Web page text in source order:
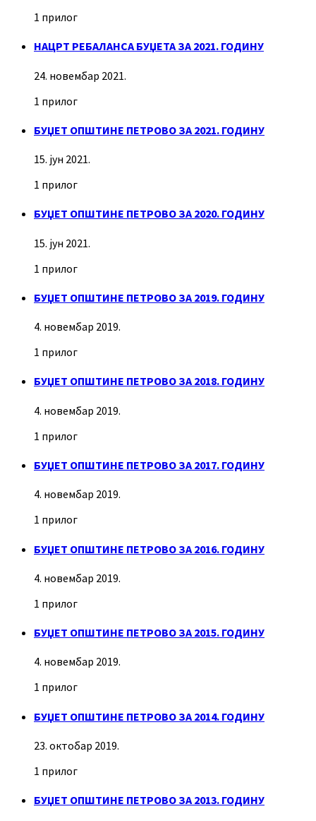
1 прилог
НАЦРТ РЕБАЛАНСА БУЏЕТА ЗА 2021. ГОДИНУ
24. новембар 2021.
1 прилог
БУЏЕТ ОПШТИНЕ ПЕТРОВО ЗА 2021. ГОДИНУ
15. јун 2021.
1 прилог
БУЏЕТ ОПШТИНЕ ПЕТРОВО ЗА 2020. ГОДИНУ
15. јун 2021.
1 прилог
БУЏЕТ ОПШТИНЕ ПЕТРОВО ЗА 2019. ГОДИНУ
4. новембар 2019.
1 прилог
БУЏЕТ ОПШТИНЕ ПЕТРОВО ЗА 2018. ГОДИНУ
4. новембар 2019.
1 прилог
БУЏЕТ ОПШТИНЕ ПЕТРОВО ЗА 2017. ГОДИНУ
4. новембар 2019.
1 прилог
БУЏЕТ ОПШТИНЕ ПЕТРОВО ЗА 2016. ГОДИНУ
4. новембар 2019.
1 прилог
БУЏЕТ ОПШТИНЕ ПЕТРОВО ЗА 2015. ГОДИНУ
4. новембар 2019.
1 прилог
БУЏЕТ ОПШТИНЕ ПЕТРОВО ЗА 2014. ГОДИНУ
23. октобар 2019.
1 прилог
БУЏЕТ ОПШТИНЕ ПЕТРОВО ЗА 2013. ГОДИНУ